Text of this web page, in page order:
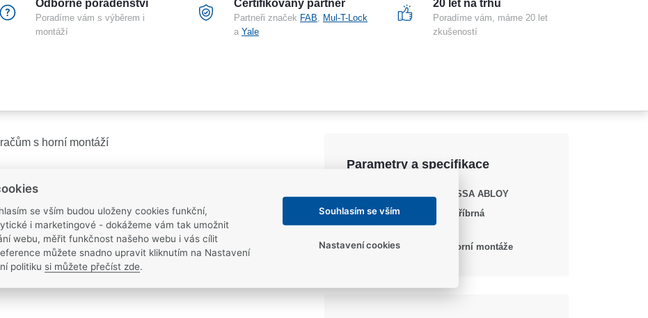
Odborné poradenství
Poradíme vám s výběrem i
montáží
Certifikovaný partner
Partneři značek FAB
Mul-T-Lock
a Yale
20 let na trhu
Poradíme vám, máme 20 let
zkušeností
s horní montáží
Parametry a specifikace
ASSA ABLOY
Barva / Povrchová
úprava
Stříbrná
Pro zavírače Horní montáže
se vším budou uloženy cookies funkční,
i marketingové - dokážeme vám tak umožnit
webu, měřit funkčnost našeho webu i vás cílit
můžete snadno upravit kliknutím na Nastavení
politiku si můžete přečíst zde.
Souhlasím se vším
Nastavení cookies